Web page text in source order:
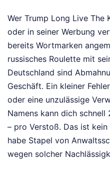
Wer Trump Long Live
oder in seiner Werbung
bereits Wortmarken
russisches Roulette mit
Deutschland sind
Geschäft. Ein kleiner
oder eine unzulässige
Namens kann dich
– pro Verstoß. Das ist
habe Stapel von
wegen solcher